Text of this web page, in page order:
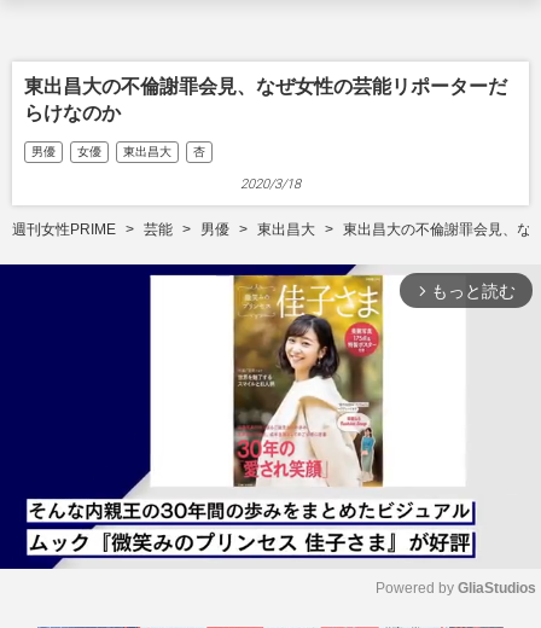
東出昌大の不倫謝罪会見、なぜ女性の芸能リポーターだ
らけなのか
男優 女優 東出昌大 杏
2020/3/18
週刊女性PRIME 芸能 男優 東出昌大 東出昌大の不倫謝罪会見、な
arrow_forward_ios もっと読む
Powered by GliaStudios